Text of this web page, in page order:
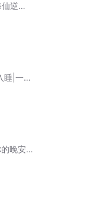
逆袭
睡|一听
晚安